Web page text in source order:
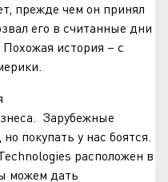
прежде чем он принял
его в считанные дни
история – с
Зарубежные
покупать у нас боятся.
расположен в
можем дать